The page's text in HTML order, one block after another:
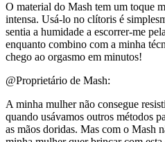
O material do Mash tem um toque
intensa. Usá-lo no clítoris é
sentia a humidade a escorrer-me
enquanto combino com a minha
chego ao orgasmo em minutos!
@Proprietário de Mash:
A minha mulher não consegue
quando usávamos outros métodos
as mãos doridas. Mas com o Mash